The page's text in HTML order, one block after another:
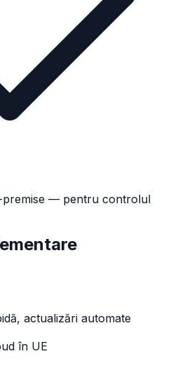
premise — pentru controlul
actualizări automate
în UE